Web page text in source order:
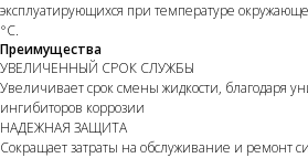
эксплуатирующихся при температуре
°С.
Преимущества
УВЕЛИЧЕННЫЙ СРОК СЛУЖБЫ
Увеличивает срок смены жидкости, благодаря
ингибиторов коррозии
НАДЕЖНАЯ ЗАЩИТА
Сокращает затраты на обслуживание и ремонт